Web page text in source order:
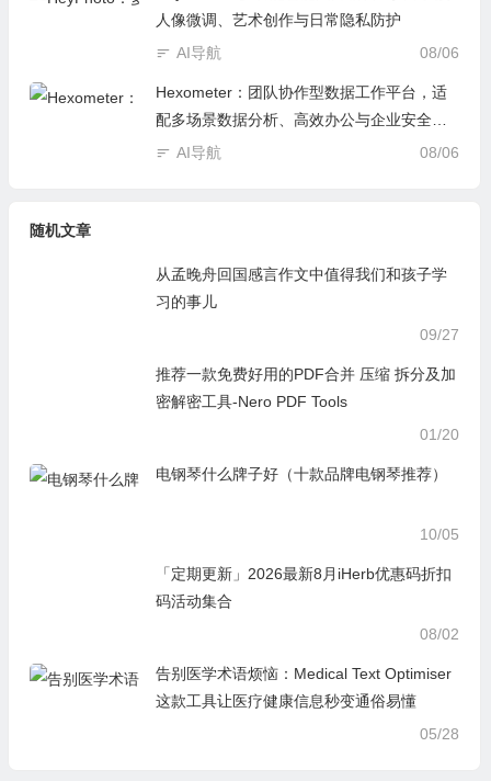
人像微调、艺术创作与日常隐私防护
08/06
AI导航
Hexometer：团队协作型数据工作平台，适
配多场景数据分析、高效办公与企业安全管
控
08/06
AI导航
随机文章
从孟晚舟回国感言作文中值得我们和孩子学
习的事儿
09/27
推荐一款免费好用的PDF合并 压缩 拆分及加
密解密工具-Nero PDF Tools
01/20
电钢琴什么牌子好（十款品牌电钢琴推荐）
10/05
「定期更新」2026最新8月iHerb优惠码折扣
码活动集合
08/02
告别医学术语烦恼：Medical Text Optimiser
这款工具让医疗健康信息秒变通俗易懂
05/28